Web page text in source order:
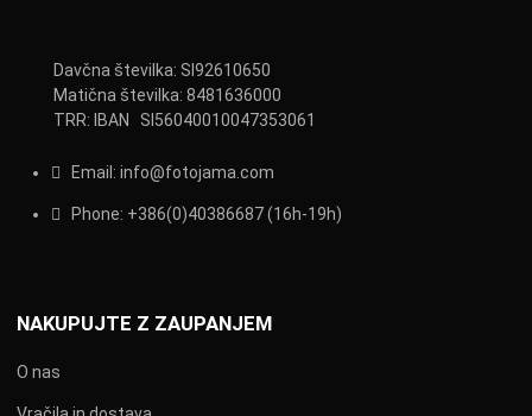
Davčna številka: SI92610650
Matična številka: 8481636000
TRR: IBAN SI56040010047353061
Email: info@fotojama.com
Phone: +386(0)40386687 (16h-19h)
NAKUPUJTE Z ZAUPANJEM
O nas